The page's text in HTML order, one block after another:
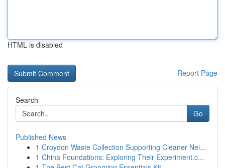
HTML is disabled
Report Page
Search
Go
Published News
1 Croydon Waste Collection Supporting Cleaner Nei...
1 China Foundations: Exploring Their Experiment.c...